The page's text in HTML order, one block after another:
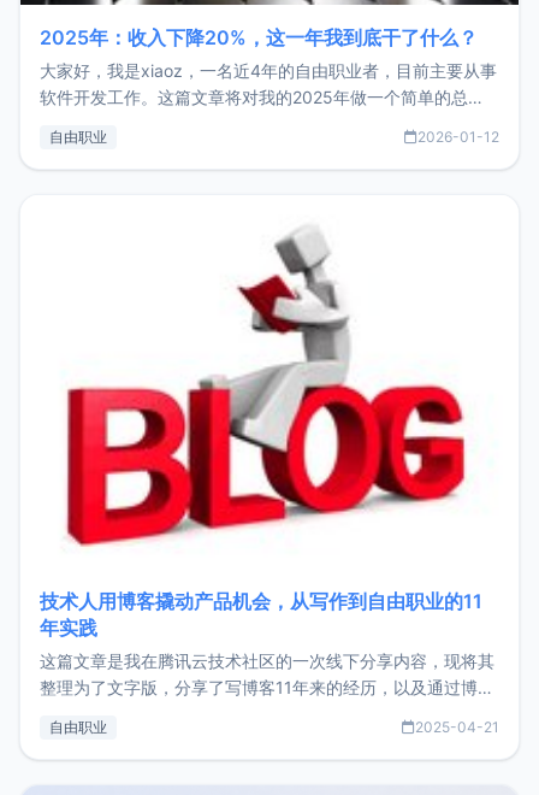
2025年：收入下降20%，这一年我到底干了什么？
大家好，我是xiaoz，一名近4年的自由职业者，目前主要从事
软件开发工作。这篇文章将对我的2025年做一个简单的总
收入下降20%，但却过得很充实，2026年不求突破，但求保
自由职业 2026-01-12
技术人用博客撬动产品机会，从写作到自由职业的11
年实践
这篇文章是我在腾讯云技术社区的一次线下分享内容，现将其
整理为了文字版，分享了写博客11年来的经历，以及通过博客
了我的首个产品ImgURL的真实数据和产品现状。自我介绍大
自由职业 2025-04-21